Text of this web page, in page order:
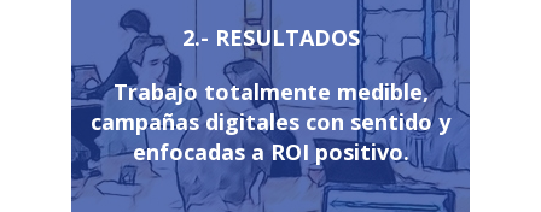
2.- RESULTADOS
Trabajo totalmente medible,
campañas digitales con sentido y
enfocadas a ROI positivo.